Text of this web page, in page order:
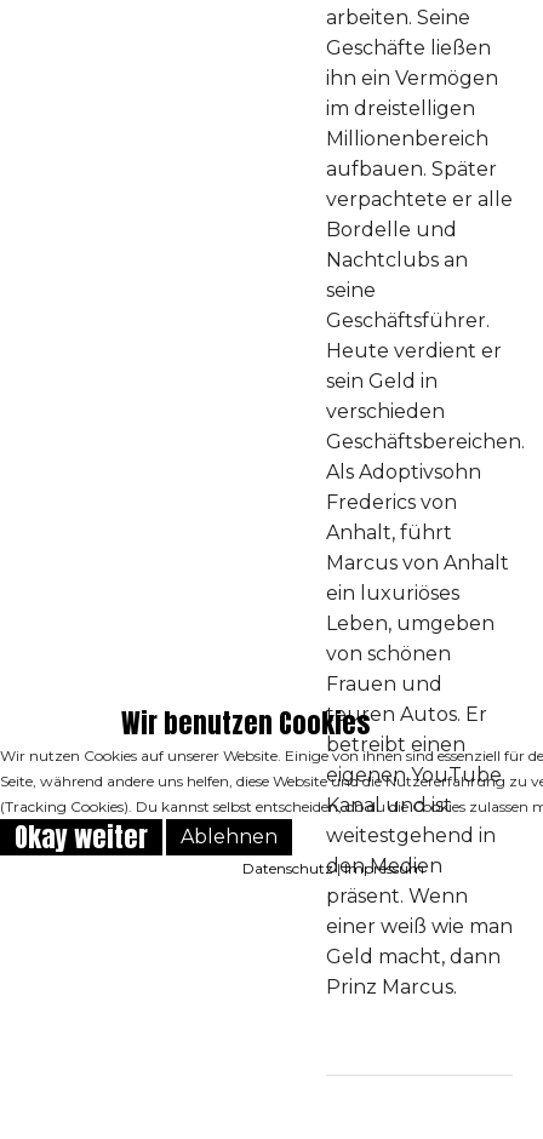
arbeiten. Seine
Geschäfte ließen
ihn ein Vermögen
im dreistelligen
Millionenbereich
aufbauen. Später
verpachtete er alle
Bordelle und
Nachtclubs an
seine
Geschäftsführer.
Heute verdient er
sein Geld in
verschieden
Geschäftsbereichen.
Als Adoptivsohn
Frederics von
Anhalt, führt
Marcus von Anhalt
ein luxuriöses
Leben, umgeben
von schönen
Frauen und
teuren Autos. Er
betreibt einen
eigenen YouTube
Kanal und ist
weitestgehend in
den Medien
präsent. Wenn
einer weiß wie man
Geld macht, dann
Prinz Marcus.
Wir benutzen Cookies
Wir nutzen Cookies auf unserer Website. Einige von ihnen sind essenziell für
Seite, während andere uns helfen, diese Website und die Nutzererfahrung zu
(Tracking Cookies). Du kannst selbst entscheiden, ob du die Cookies zulassen
Okay weiter Ablehnen
Datenschutz|Impressum